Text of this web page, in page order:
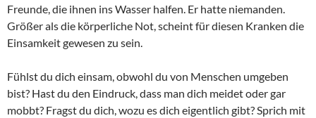
Freunde, die ihnen ins Wasser halfen. Er hatte niemanden.
Größer als die körperliche Not, scheint für diesen Kranken die
Einsamkeit gewesen zu sein.
Fühlst du dich einsam, obwohl du von Menschen umgeben
bist? Hast du den Eindruck, dass man dich meidet oder gar
mobbt? Fragst du dich, wozu es dich eigentlich gibt? Sprich mit